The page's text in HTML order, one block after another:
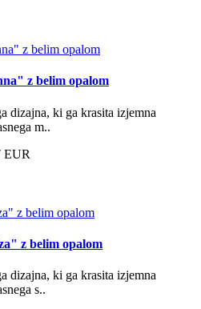
z belim opalom
dizajna, ki ga krasita izjemna
m..
EUR
z belim opalom
dizajna, ki ga krasita izjemna
s..